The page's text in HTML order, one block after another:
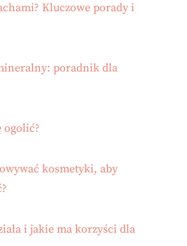
Kluczowe porady i
poradnik dla
ogolić?
kosmetyki, aby
i jakie ma korzyści dla